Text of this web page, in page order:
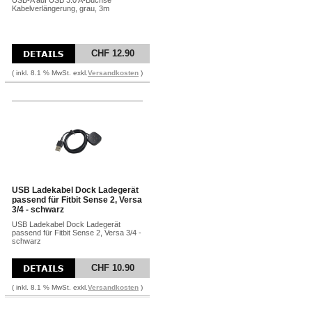
Kabelverlängerung, grau, 3m
CHF 12.90
( inkl. 8.1 % MwSt. exkl. Versandkosten )
USB Ladekabel Dock Ladegerät
passend für Fitbit Sense 2, Versa
3/4 - schwarz
USB Ladekabel Dock Ladegerät
passend für Fitbit Sense 2, Versa 3/4 -
schwarz
CHF 10.90
( inkl. 8.1 % MwSt. exkl. Versandkosten )